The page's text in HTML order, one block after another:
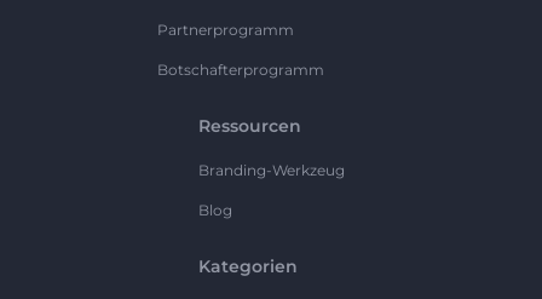
Partnerprogramm
Botschafterprogramm
Ressourcen
Branding-Werkzeug
Blog
Kategorien